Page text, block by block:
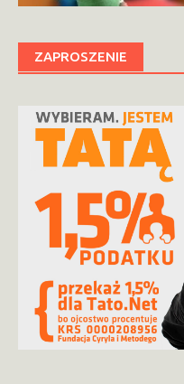
ZAPROSZENIE